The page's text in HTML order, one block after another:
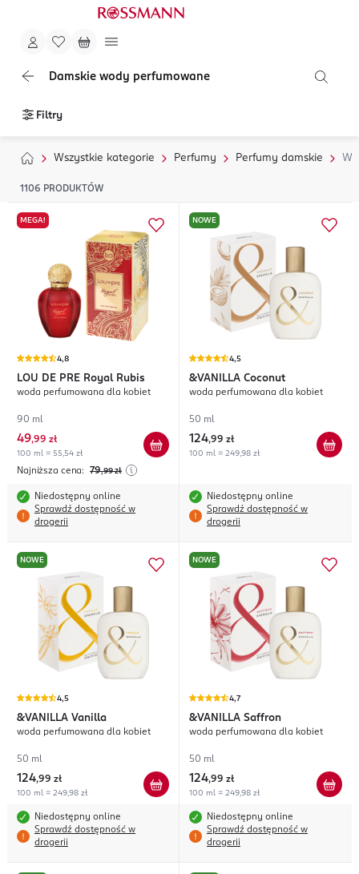
Damskie wody perfumowane
Filtry
Wszystkie kategorie Perfumy Perfumy damskie
1106 PRODUKTÓW
MEGA!
4,8
LOU DE PRE Royal Rubis
woda perfumowana dla kobiet
90 ml
49,99 zł
100 ml = 55,54 zł
Najniższa cena: 79,99 zł
Niedostępny online
Sprawdź dostępność w
drogerii
NOWE
4,5
&VANILLA Coconut
woda perfumowana dla kobiet
50 ml
124,99 zł
100 ml = 249,98 zł
Niedostępny online
Sprawdź dostępność w
drogerii
NOWE
4,5
&VANILLA Vanilla
woda perfumowana dla kobiet
50 ml
124,99 zł
100 ml = 249,98 zł
Niedostępny online
Sprawdź dostępność w
drogerii
NOWE
4,7
&VANILLA Saffron
woda perfumowana dla kobiet
50 ml
124,99 zł
100 ml = 249,98 zł
Niedostępny online
Sprawdź dostępność w
drogerii